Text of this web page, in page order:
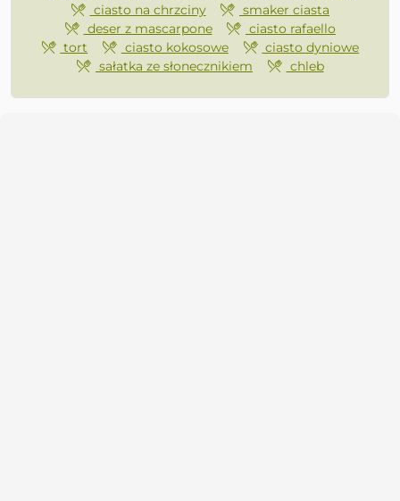
ciasto na chrzciny
smaker ciasta
deser z mascarpone
ciasto rafaello
tort
ciasto kokosowe
ciasto dyniowe
sałatka ze słonecznikiem
chleb